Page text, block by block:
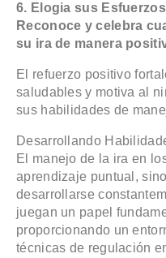
6. Elogia sus Esfuerzos
Reconoce y celebra
su ira de manera
El refuerzo positivo
saludables y motiva al
sus habilidades de
Desarrollando
El manejo de la ira en
aprendizaje puntual,
desarrollarse
juegan un papel
proporcionando un
técnicas de regulación